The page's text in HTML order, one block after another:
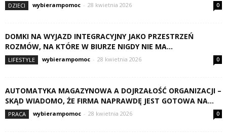
DZIECI wybierampomoc - 28 kwietnia 2026 0
DOMKI NA WYJAZD INTEGRACYJNY JAKO PRZESTRZEŃ
ROZMÓW, NA KTÓRE W BIURZE NIGDY NIE MA...
LIFESTYLE wybierampomoc - 28 kwietnia 2026 0
AUTOMATYKA MAGAZYNOWA A DOJRZAŁOŚĆ ORGANIZACJI –
SKĄD WIADOMO, ŻE FIRMA NAPRAWDĘ JEST GOTOWA NA...
PRACA wybierampomoc - 28 kwietnia 2026 0